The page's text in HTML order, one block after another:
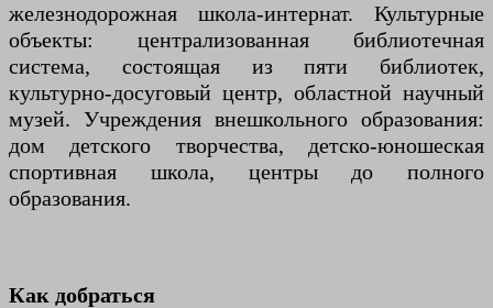
железнодорожная школа-интернат. Культурные
объекты: централизованная библиотечная
система, состоящая из пяти библиотек,
культурно-досуговый центр, областной научный
музей. Учреждения внешкольного образования:
дом детского творчества, детско-юношеская
спортивная школа, центры до полного
образования.
Как добраться